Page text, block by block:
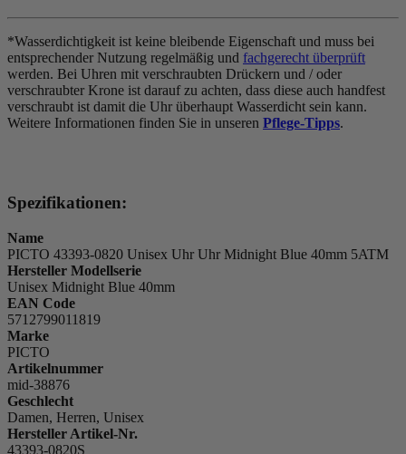
*Wasserdichtigkeit ist keine bleibende Eigenschaft und muss bei
entsprechender Nutzung regelmäßig und fachgerecht überprüft
werden. Bei Uhren mit verschraubten Drückern und / oder
verschraubter Krone ist darauf zu achten, dass diese auch handfest
verschraubt ist damit die Uhr überhaupt Wasserdicht sein kann.
Weitere Informationen finden Sie in unseren Pflege-Tipps.
Spezifikationen:
Name
PICTO 43393-0820 Unisex Uhr Uhr Midnight Blue 40mm 5ATM
Hersteller Modellserie
Unisex Midnight Blue 40mm
EAN Code
5712799011819
Marke
PICTO
Artikelnummer
mid-38876
Geschlecht
Damen, Herren, Unisex
Hersteller Artikel-Nr.
43393-0820S